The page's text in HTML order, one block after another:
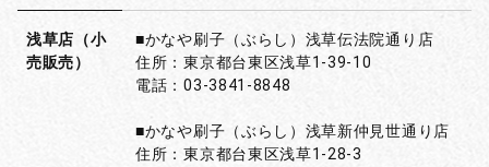
浅草店（小
売販売）
■かなや刷子（ぶらし）浅草伝法院通り店
住所：東京都台東区浅草1-39-10
電話：03-3841-8848
■かなや刷子（ぶらし）浅草新仲見世通り店
住所：東京都台東区浅草1-28-3